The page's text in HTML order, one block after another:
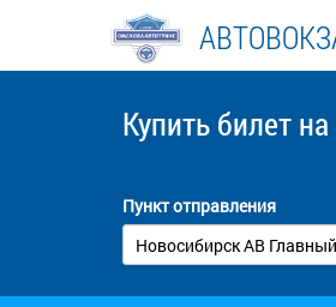
Купить билет
Пункт отправления